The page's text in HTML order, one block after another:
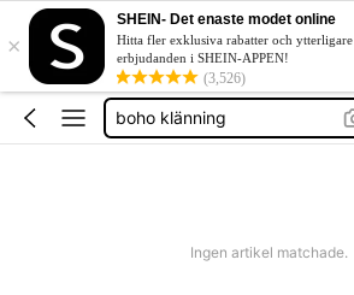
×
SHEIN- Det enaste modet online
Hitta fler exklusiva rabatter och ytterligare
erbjudanden i SHEIN-APPEN!
(3,526)
western outfit women
squishies
festklänning bröllop
boho klänning
Ingen artikel matchade.